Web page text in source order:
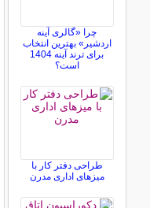
چرا «گالری آینه
اردشیر» بهترین انتخاب
برای ترند آینه 1404
است؟
طراحی دفتر کار با
میزهای اداری مدرن